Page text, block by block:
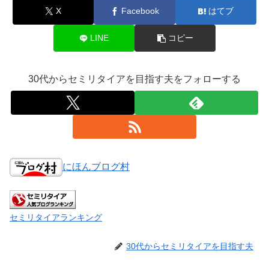
X Facebook はてブ
LINE コピー
30代からセミリタイアを目指す夫をフォローする
にほんブログ村
セミリタイアランキング
30代からセミリタイアを目指す夫